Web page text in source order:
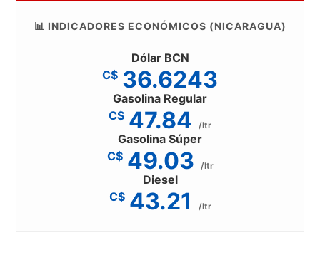
📊 INDICADORES ECONÓMICOS (NICARAGUA)
Dólar BCN
C$ 36.6243
Gasolina Regular
C$ 47.84 /ltr
Gasolina Súper
C$ 49.03 /ltr
Diesel
C$ 43.21 /ltr